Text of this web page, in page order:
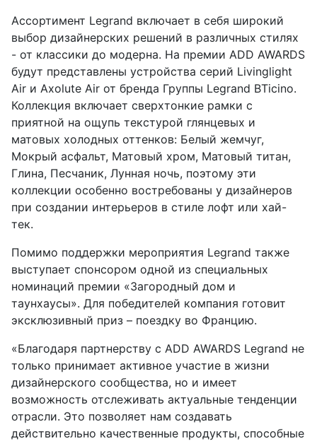
Ассортимент Legrand включает в себя широкий
выбор дизайнерских решений в различных стилях
- от классики до модерна. На премии ADD AWARDS
будут представлены устройства серий Livinglight
Air и Axolute Air от бренда Группы Legrand BTicino.
Коллекция включает сверхтонкие рамки с
приятной на ощупь текстурой глянцевых и
матовых холодных оттенков: Белый жемчуг,
Мокрый асфальт, Матовый хром, Матовый титан,
Глина, Песчаник, Лунная ночь, поэтому эти
коллекции особенно востребованы у дизайнеров
при создании интерьеров в стиле лофт или хай-
тек.
Помимо поддержки мероприятия Legrand также
выступает спонсором одной из специальных
номинаций премии «Загородный дом и
таунхаусы». Для победителей компания готовит
эксклюзивный приз – поездку во Францию.
«Благодаря партнерству с ADD AWARDS Legrand не
только принимает активное участие в жизни
дизайнерского сообщества, но и имеет
возможность отслеживать актуальные тенденции
отрасли. Это позволяет нам создавать
действительно качественные продукты, способные